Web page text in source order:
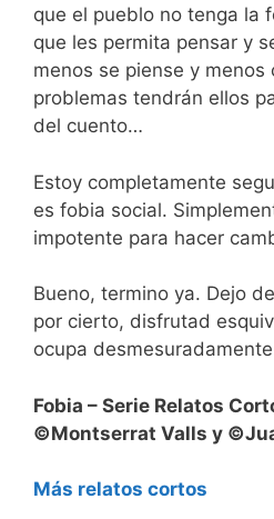
que el pueblo no tenga la
que les permita pensar y
menos se piense y menos
problemas tendrán ellos
del cuento…
Estoy completamente
es fobia social.
impotente para hacer
Bueno, termino ya. Dejo
por cierto, disfrutad
ocupa
Fobia – Serie Relatos
©Montserrat Valls y
Más relatos cortos